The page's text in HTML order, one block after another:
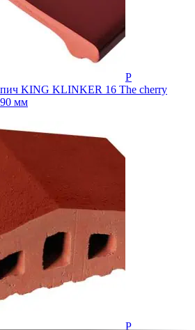
KING KLINKER 16 The cherry
мм